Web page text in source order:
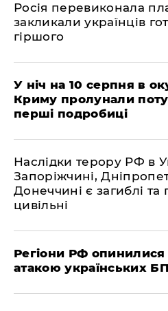
Росія перевиконала
закликали українців
гіршого
У ніч на 10 серпня в
Криму пролунали
перші подробиці
Наслідки терору РФ в
Запоріжчині,
Донеччині є загиблі та
цивільні
Регіони РФ
атакою українських